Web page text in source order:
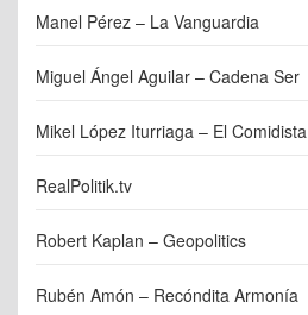
Manel Pérez – La Vanguardia
Miguel Ángel Aguilar – Cadena Ser
Mikel López Iturriaga – El Comidista
RealPolitik.tv
Robert Kaplan – Geopolitics
Rubén Amón – Recóndita Armonía